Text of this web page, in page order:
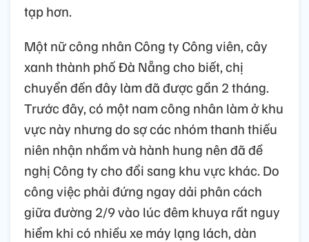
tạp hơn.
Một nữ công nhân Công ty Công viên, cây
xanh thành phố Đà Nẵng cho biết, chị
chuyển đến đây làm đã được gần 2 tháng.
Trước đây, có một nam công nhân làm ở khu
vực này nhưng do sợ các nhóm thanh thiếu
niên nhận nhầm và hành hung nên đã đề
nghị Công ty cho đổi sang khu vực khác. Do
công việc phải đứng ngay dải phân cách
giữa đường 2/9 vào lúc đêm khuya rất nguy
hiểm khi có nhiều xe máy lạng lách, dàn